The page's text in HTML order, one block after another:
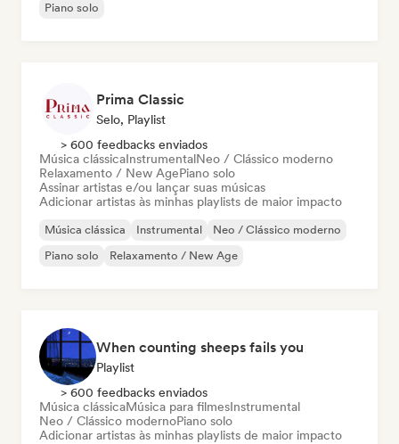
Piano solo
Prima Classic
Selo, Playlist
> 600 feedbacks enviados
Música clássicaInstrumentalNeo / Clássico moderno
Relaxamento / New AgePiano solo
Assinar artistas e/ou lançar suas músicas
Adicionar artistas às minhas playlists de maior impacto
Música clássica Instrumental
Neo / Clássico moderno
Piano solo
Relaxamento / New Age
When counting sheeps fails you
Playlist
> 600 feedbacks enviados
Música clássicaMúsica para filmesInstrumental
Neo / Clássico modernoPiano solo
Adicionar artistas às minhas playlists de maior impacto